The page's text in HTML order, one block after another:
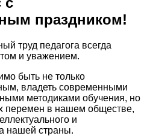
праздником!
труд педагога всегда
и уважением.
быть не только
владеть современными
методиками обучения, но
перемен в нашем обществе,
и
нашей страны.